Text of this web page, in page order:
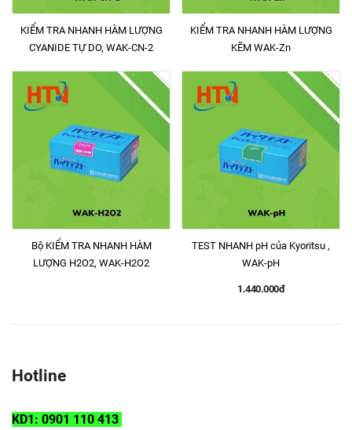
KIỂM TRA NHANH HÀM LƯỢNG
CYANIDE TỰ DO, WAK-CN-2
KIỂM TRA NHANH HÀM LƯỢNG
KẼM WAK-Zn
Bộ KIỂM TRA NHANH HÀM
LƯỢNG H2O2, WAK-H2O2
TEST NHANH pH của Kyoritsu ,
WAK-pH
1.440.000đ
Hotline
KD1: 0901 110 413